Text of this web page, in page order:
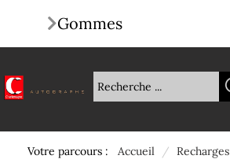
Votre parcours : Accueil / Recharges
Gommes